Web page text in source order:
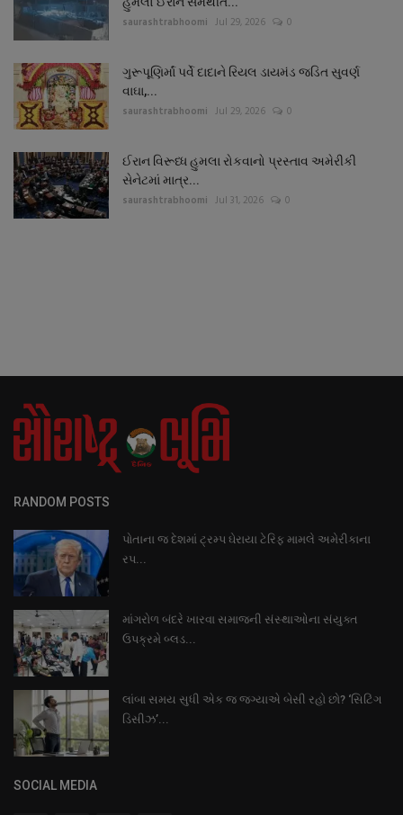
saurashtrabhoomi Jul 29, 2026 0
ગુરૂપૂણિર્માં પર્વે દાદાને રિયલ ડાયમંડ જડિત સુવર્ણ
વાઘા,...
saurashtrabhoomi Jul 29, 2026 0
ઈરાન વિરૂધ્ધ હુમલા રોકવાનો પ્રસ્તાવ અમેરીકી
સેનેટમાં માત્ર...
saurashtrabhoomi Jul 31, 2026 0
RANDOM POSTS
પોતાના જ દેશમાં ટ્રમ્પ ઘેરાયા ટેરિફ મામલે અમેરીકાના
રપ...
માંગરોળ બંદરે ખારવા સમાજની સંસ્થાઓના સંયુક્ત
ઉપક્રમે બ્લડ...
લાંબા સમય સુધી એક જ જગ્યાએ બેસી રહો છો? ‘સિટિંગ
ડિસીઝ’...
SOCIAL MEDIA